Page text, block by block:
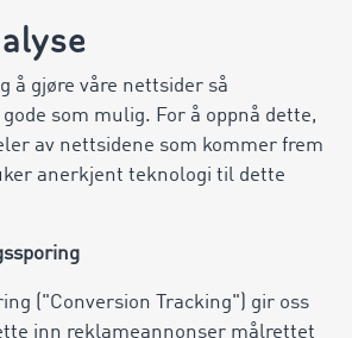
å gjøre våre nettsider så
som mulig. For å oppnå dette,
av nettsidene som kommer frem
anerkjent teknologi til dette
("Conversion Tracking") gir oss
inn reklameannonser målrettet